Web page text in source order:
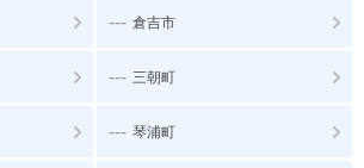
--- 倉吉市
--- 三朝町
--- 琴浦町